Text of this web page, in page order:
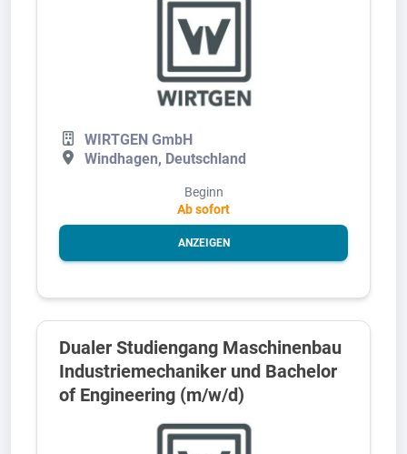
WIRTGEN GmbH
Windhagen, Deutschland
Beginn
Ab sofort
ANZEIGEN
Dualer Studiengang Maschinenbau
Industriemechaniker und Bachelor
of Engineering (m/w/d)